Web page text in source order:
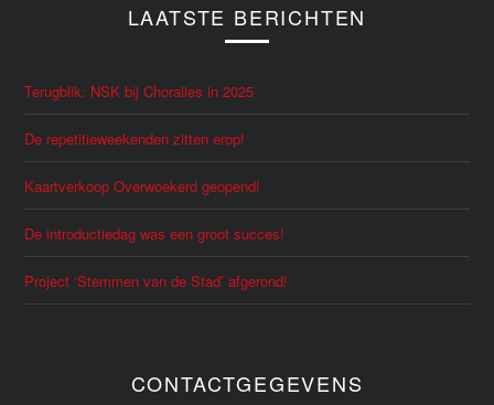
LAATSTE BERICHTEN
Terugblik: NSK bij Choralies in 2025
De repetitieweekenden zitten erop!
Kaartverkoop Overwoekerd geopend!
De introductiedag was een groot succes!
Project ‘Stemmen van de Stad’ afgerond!
CONTACTGEGEVENS